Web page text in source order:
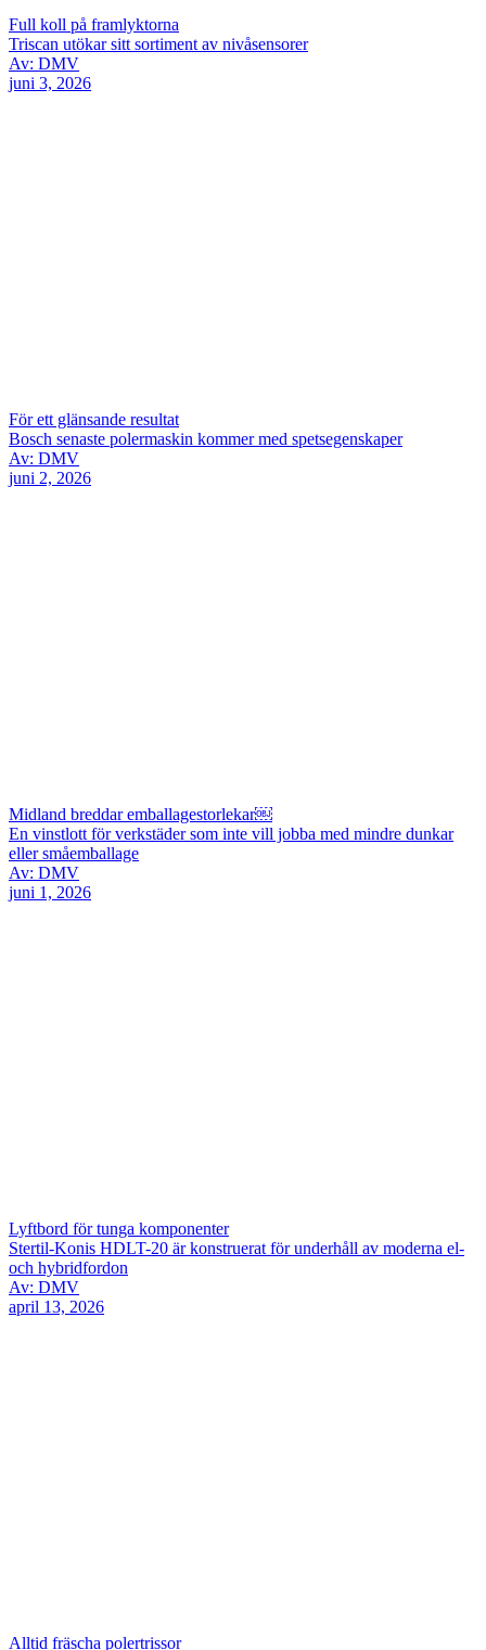
Full koll på framlyktorna
Triscan utökar sitt sortiment av nivåsensorer
Av: DMV
juni 3, 2026
För ett glänsande resultat
Bosch senaste polermaskin kommer med spetsegenskaper
Av: DMV
juni 2, 2026
Midland breddar emballagestorlekar￼
En vinstlott för verkstäder som inte vill jobba med mindre dunkar
eller småemballage
Av: DMV
juni 1, 2026
Lyftbord för tunga komponenter
Stertil-Konis HDLT-20 är konstruerat för underhåll av moderna el-
och hybridfordon
Av: DMV
april 13, 2026
Alltid fräscha polertrissor